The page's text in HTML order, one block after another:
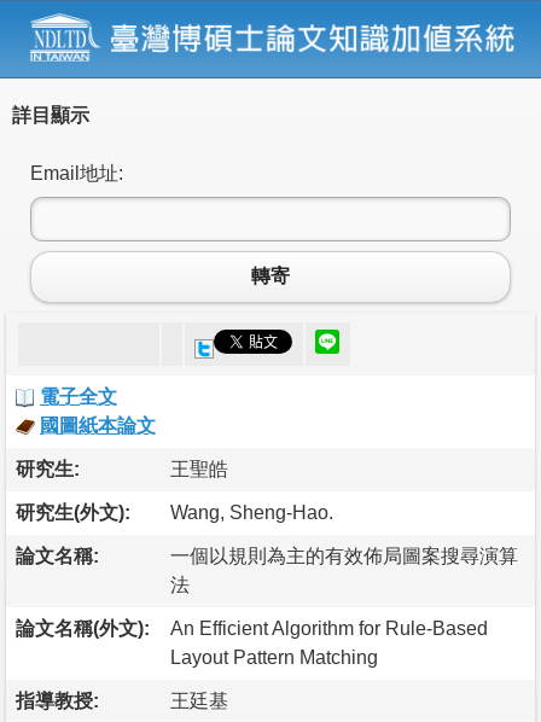
詳目顯示
Email地址:
轉寄
電子全文
國圖紙本論文
研究生: 王聖皓
研究生(外文): Wang, Sheng-Hao.
論文名稱:
一個以規則為主的有效佈局圖案搜尋演算
法
論文名稱(外文):
An Efficient Algorithm for Rule-Based
Layout Pattern Matching
指導教授: 王廷基